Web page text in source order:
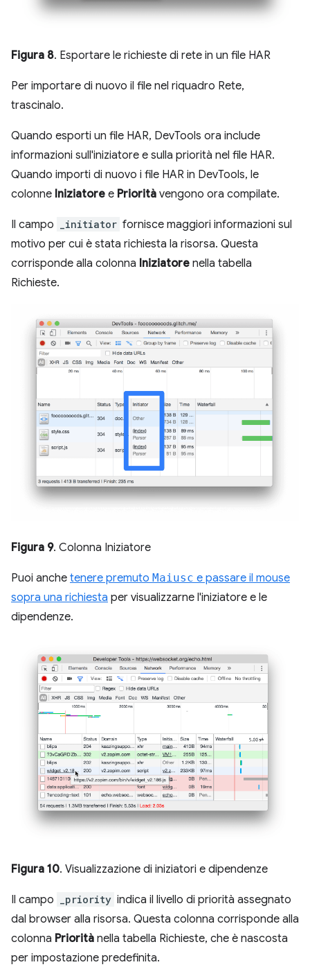
Figura 8. Esportare le richieste di rete in un file HAR
Per importare di nuovo il file nel riquadro Rete,
trascinalo.
Quando esporti un file HAR, DevTools ora include
informazioni sull'iniziatore e sulla priorità nel file HAR.
Quando importi di nuovo i file HAR in DevTools, le
colonne Iniziatore e Priorità vengono ora compilate.
Il campo _initiator fornisce maggiori informazioni sul
motivo per cui è stata richiesta la risorsa. Questa
corrisponde alla colonna Iniziatore nella tabella
Richieste.
Figura 9. Colonna Iniziatore
Puoi anche tenere premuto Maiusc e passare il mouse
sopra una richiesta per visualizzarne l'iniziatore e le
dipendenze.
Figura 10. Visualizzazione di iniziatori e dipendenze
Il campo _priority indica il livello di priorità assegnato
dal browser alla risorsa. Questa colonna corrisponde alla
colonna Priorità nella tabella Richieste, che è nascosta
per impostazione predefinita.